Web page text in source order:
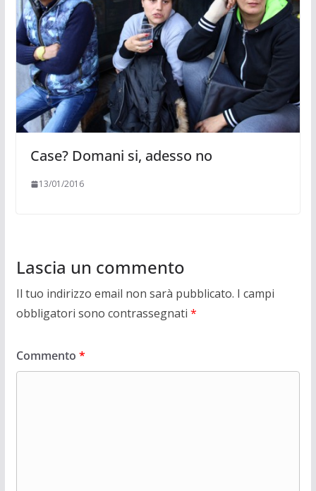
Case? Domani si, adesso no
13/01/2016
Lascia un commento
Il tuo indirizzo email non sarà pubblicato. I campi
obbligatori sono contrassegnati *
Commento *